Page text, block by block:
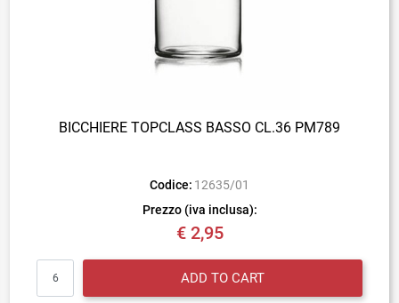
BICCHIERE TOPCLASS BASSO CL.36 PM789
Codice: 12635/01
Prezzo (iva inclusa):
€ 2,95
ADD TO CART